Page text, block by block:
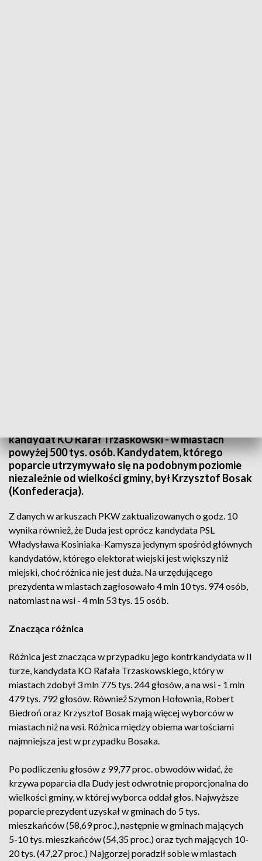
kandydat KO Rafał Trzaskowski - w miastach
powyżej 500 tys. osób. Kandydatem, którego
poparcie utrzymywało się na podobnym poziomie
niezależnie od wielkości gminy, był Krzysztof Bosak
(Konfederacja).
Z danych w arkuszach PKW zaktualizowanych o godz. 10
wynika również, że Duda jest oprócz kandydata PSL
Władysława Kosiniaka-Kamysza jedynym spośród głównych
kandydatów, którego elektorat wiejski jest większy niż
miejski, choć różnica nie jest duża. Na urzędującego
prezydenta w miastach zagłosowało 4 mln 10 tys. 974 osób,
natomiast na wsi - 4 mln 53 tys. 15 osób.
Znacząca różnica
Różnica jest znacząca w przypadku jego kontrkandydata w II
turze, kandydata KO Rafała Trzaskowskiego, który w
miastach zdobył 3 mln 775 tys. 244 głosów, a na wsi - 1 mln
479 tys. 792 głosów. Również Szymon Hołownia, Robert
Biedroń oraz Krzysztof Bosak mają więcej wyborców w
miastach niż na wsi. Różnica między obiema wartościami
najmniejsza jest w przypadku Bosaka.
Po podliczeniu głosów z 99,77 proc. obwodów widać, że
krzywa poparcia dla Dudy jest odwrotnie proporcjonalna do
wielkości gminy, w której wyborca oddał głos. Najwyższe
poparcie prezydent uzyskał w gminach do 5 tys.
mieszkańców (58,69 proc.), następnie w gminach mających
5-10 tys. mieszkańców (54,35 proc.) oraz tych mających 10-
20 tys. (47,27 proc.) Najgorzej poradził sobie w miastach